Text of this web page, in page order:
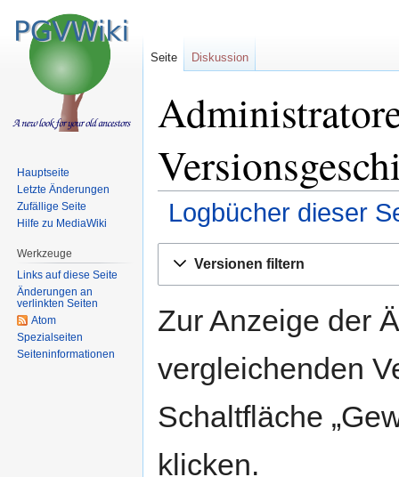
Logbücher dieser
Navigation
Suche
Versionen filtern
Zur Anzeige der
vergleichenden
Schaltfläche
klicken.
Seite Diskussion
Hauptseite
Letzte Änderungen
Zufällige Seite
Hilfe zu MediaWiki
Werkzeuge
Links auf diese Seite
Änderungen an
verlinkten Seiten
Atom
Spezialseiten
Seiten­informationen